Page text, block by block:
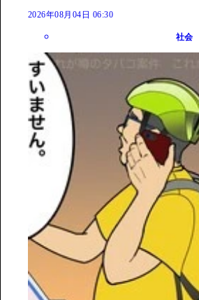
2026年08月04日 06:30
社会